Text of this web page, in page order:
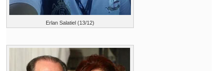
Erlan Salatiel (13/12)